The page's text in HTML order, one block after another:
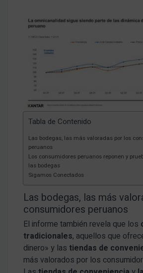
Tabla de Contenido
Las bodegas, las más valoradas por los
peruanos
Los consumidores peruanos reponen y
las bodegas
Sigamos Conectados
Las bodegas, las más
consumidores peruanos
El informe también revela que los
tradicionales, aquellos que
dinero» y las tiendas de
más valorados por los